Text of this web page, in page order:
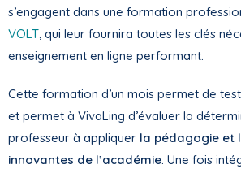
s’engagent dans une formation
VOLT, qui leur fournira toutes les clés
enseignement en ligne performant.
Cette formation d’un mois permet de
et permet à VivaLing d’évaluer la
professeur à appliquer la pédagogie et
innovantes de l’académie. Une fois